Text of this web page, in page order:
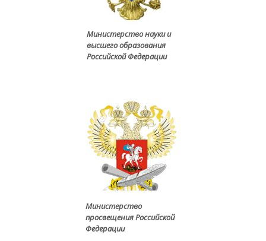
Министерство науки и
высшего образования
Российской Федерации
Министерство
просвещения Российской
Федерации